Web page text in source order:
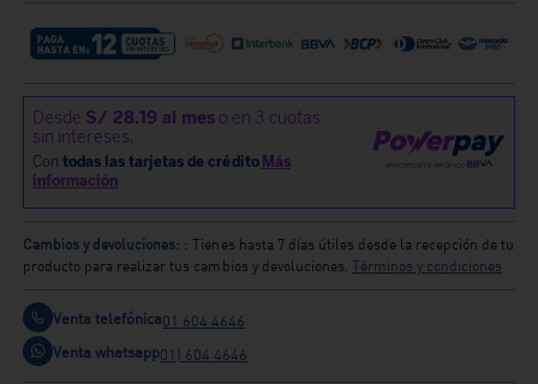
Cambios y devoluciones: : Tienes hasta 7 días útiles desde la recepción de tu
producto para realizar tus cambios y devoluciones. Términos y condiciones
Venta telefónica01 604 4646
Venta whatsapp01) 604 4646